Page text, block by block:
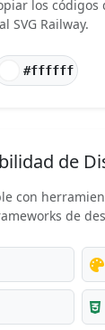
los
SVG Railway.
#ffffff
de
con
de